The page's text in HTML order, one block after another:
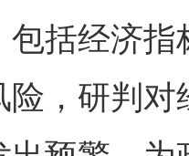
包括经济
险，研判